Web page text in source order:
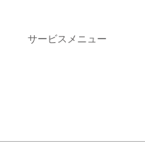
サービスメニュー